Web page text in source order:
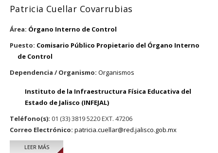
Patricia Cuellar Covarrubias
Área: Órgano Interno de Control
Puesto: Comisario Público Propietario del Órgano Interno
de Control
Dependencia / Organismo: Organismos
Instituto de la Infraestructura Física Educativa del
Estado de Jalisco (INFEJAL)
Teléfono(s): 01 (33) 3819 5220 EXT. 47206
Correo Electrónico: patricia.cuellar@red.jalisco.gob.mx
LEER MÁSSOBRE PATRICIA CUELLAR COVARRUBIAS